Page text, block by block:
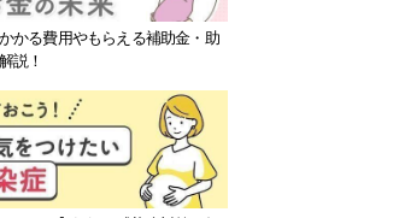
かる費用やもらえる補助金・助
説！